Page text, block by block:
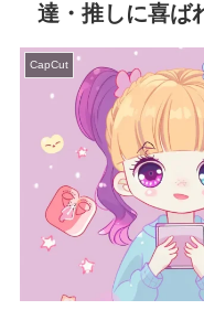
達・推しに喜ば
CapCut